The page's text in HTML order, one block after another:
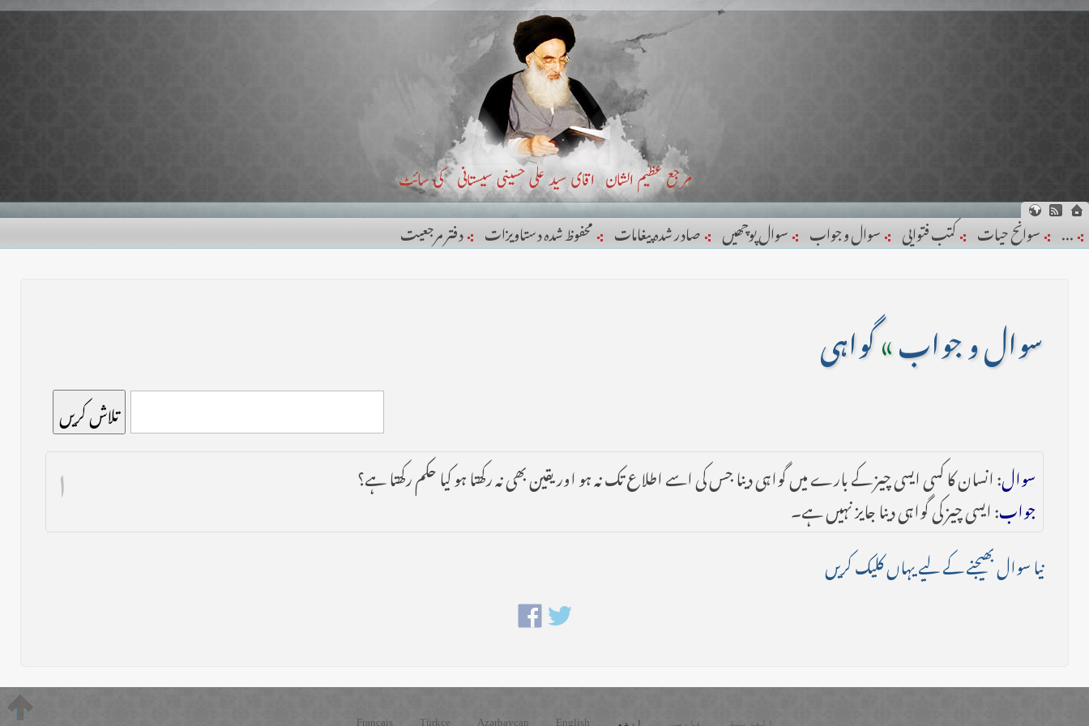
... سوانح حیات کتب فتوایی سوال و جواب سوال پوچھیں صادر شدہ پیغامات محفوظ شدہ دستاویزات دفتر مرجعيت
سوال و جواب»گواہی
تلاش کریں
۱ سوال: انسان کا کسی ایسی چیز کے بارے میں گواہی دینا جس کی اسے اطلاع تک نہ ہو اور یقین بھی نہ رکھتا ہو کیا حکم رکھتا ہے؟
جواب: ایسی چیز کی گواہی دینا جایز نہیں ہے۔
نیا سوال بھیجنے کے لیے یہاں کلیک کریں
العربية فارسی اردو English
Azərbaycan
Türkçe
Français